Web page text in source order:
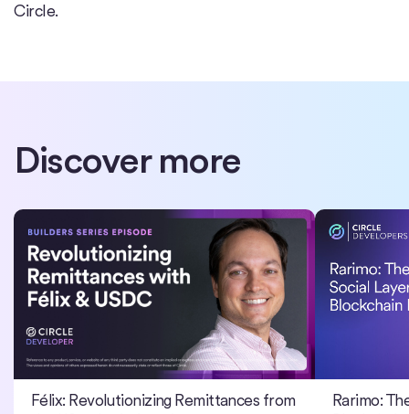
Circle.
Discover more
Félix: Revolutionizing Remittances from
Félix: Revolutionizing Remittances from the US to Latin America
Rarimo:
Rarimo: The